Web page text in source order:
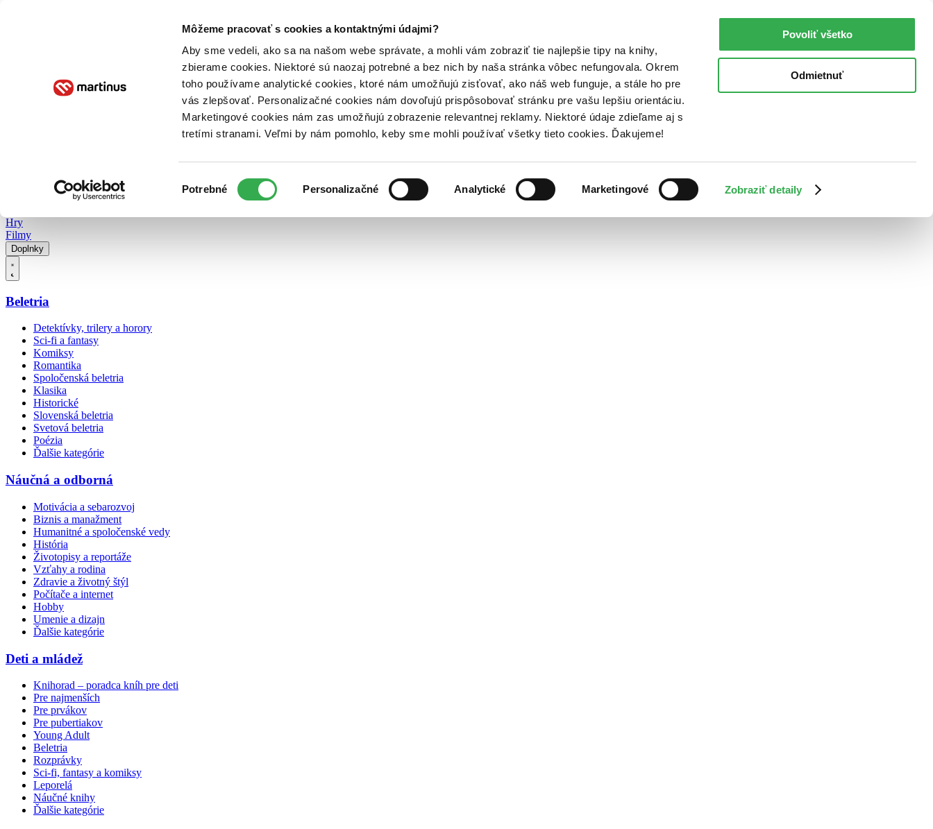
Môžeme pracovať s cookies a kontaktnými údajmi?
Aby sme vedeli, ako sa na našom webe správate, a mohli vám zobraziť tie najlepšie tipy na knihy,
zbierame cookies. Niektoré sú naozaj potrebné a bez nich by naša stránka vôbec nefungovala. Okrem
toho používame analytické cookies, ktoré nám umožňujú zisťovať, ako náš web funguje, a stále ho pre
vás zlepšovať. Personalizačné cookies nám dovoľujú prispôsobovať stránku pre vašu lepšiu orientáciu.
Marketingové cookies nám zas umožňujú zobrazenie relevantnej reklamy. Niektoré údaje zdieľame aj s
tretími stranami. Veľmi by nám pomohlo, keby sme mohli používať všetky tieto cookies. Ďakujeme!
súhlasu
Potrebné Personalizačné Analytické Marketingové Zobraziť detaily
Povoliť všetko
Odmietnuť
Poukážky Kontakt
Hry
Filmy
Doplnky
Beletria
Detektívky, trilery a horory
Sci-fi a fantasy
Komiksy
Romantika
Spoločenská beletria
Klasika
Historické
Slovenská beletria
Svetová beletria
Poézia
Ďalšie kategórie
Náučná a odborná
Motivácia a sebarozvoj
Biznis a manažment
Humanitné a spoločenské vedy
História
Životopisy a reportáže
Vzťahy a rodina
Zdravie a životný štýl
Počítače a internet
Hobby
Umenie a dizajn
Ďalšie kategórie
Deti a mládež
Knihorad – poradca kníh pre deti
Pre najmenších
Pre prvákov
Pre pubertiakov
Young Adult
Beletria
Rozprávky
Sci-fi, fantasy a komiksy
Leporelá
Náučné knihy
Ďalšie kategórie